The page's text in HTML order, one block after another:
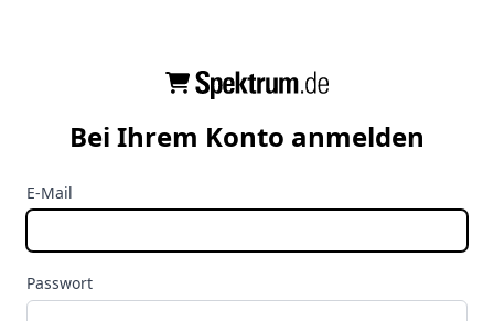
Bei Ihrem Konto anmelden
E-Mail
Passwort